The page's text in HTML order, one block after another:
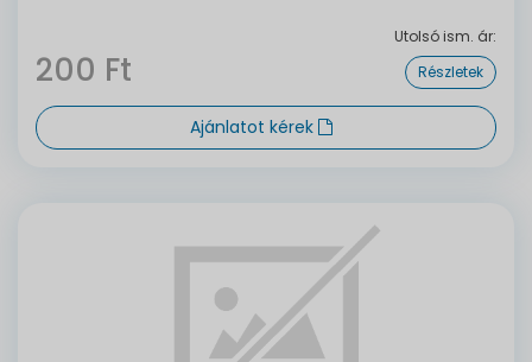
Utolsó ism. ár:
200 Ft Részletek
Ajánlatot kérek